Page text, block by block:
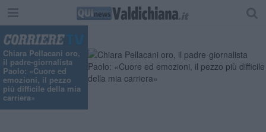
Chiara Pellacani oro,
il padre-giornalista
Paolo: «Cuore ed
emozioni, il pezzo
più difficile della mia
carriera»